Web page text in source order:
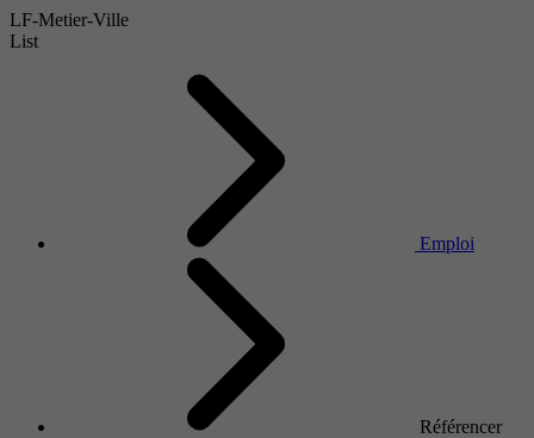
LF-Metier-Ville
List
Emploi
Référencer